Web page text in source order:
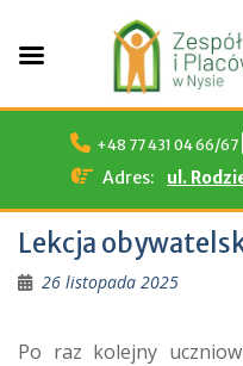
Skip
+48 77 431 04 66/67
Adres: ul.
Lekcja
26 listopada 2025
Po raz kolejny